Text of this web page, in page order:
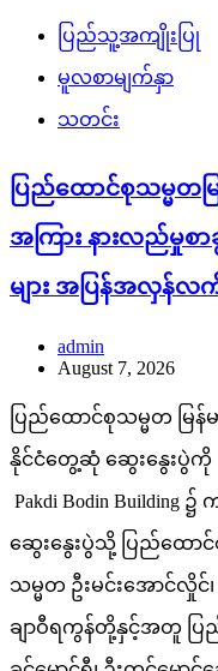
ပြည်သူ့အကျိုးပြု
မူလစာမျက်နှာ
သတင်း
ပြည်ထောင်စုသမ္မတ
အကြား နားလည်မှုစ
များ အပြန်အလှန်
admin
August 7, 2026
ပြည်ထောင်စုသမ္မတ မြန်
နိုင်ငံတွေ့ဆုံ ဆွေးနွေးပွဲ
Pakdi Bodin
ဆွေးနွေးပွဲသို့ ပြည်ထောင်
သမ္မတ ဦးမင်းအောင်လှိုင်
ချာဝီရကွန်တို့နှင့်အတူ ပြည်